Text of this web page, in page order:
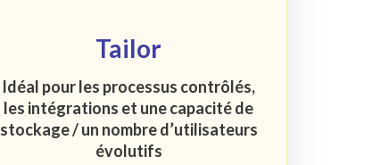
Tailor
Idéal pour les processus contrôlés,
les intégrations et une capacité de
stockage / un nombre d’utilisateurs
évolutifs